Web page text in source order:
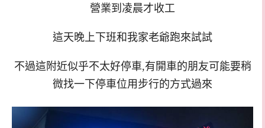
營業到凌晨才收工
這天晚上下班和我家老爺跑來試試
不過這附近似乎不太好停車,有開車的朋友可能要稍
微找一下停車位用步行的方式過來